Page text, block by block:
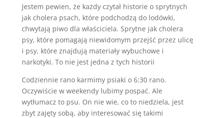
Jestem pewien, że każdy czytał historie o sprytnych
jak cholera psach, które podchodzą do lodówki,
chwytają piwo dla właściciela. Sprytne jak cholera
psy, które pomagają niewidomym przejść przez ulicę
i psy, które znajdują materiały wybuchowe i
narkotyki. To nie jest jedna z tych historii
Codziennie rano karmimy psiaki o 6:30 rano.
Oczywiście w weekendy lubimy pospać. Ale
wytłumacz to psu. On nie wie, co to niedziela, jest
zbyt zajęty sobą, aby interesować się takimi